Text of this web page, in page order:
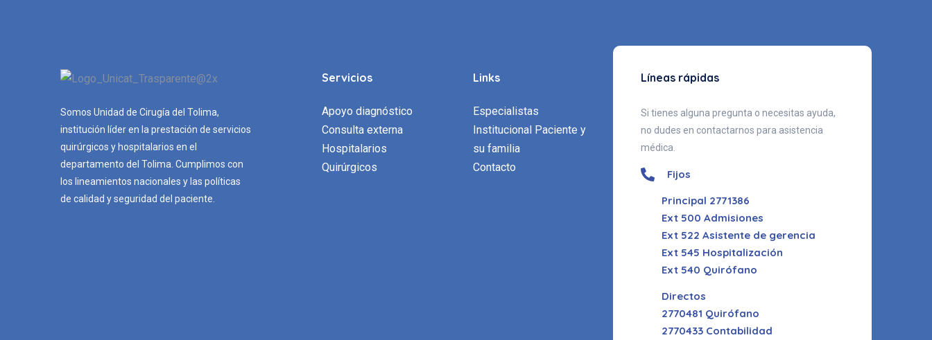
Somos Unidad de Cirugía del Tolima,
institución líder en la prestación de servicios
quirúrgicos y hospitalarios en el
departamento del Tolima. Cumplimos con
los lineamientos nacionales y las políticas
de calidad y seguridad del paciente.
Servicios
Apoyo diagnóstico
Consulta externa
Hospitalarios
Quirúrgicos
Links
Especialistas
Institucional Paciente y
su familia
Contacto
Líneas rápidas
Si tienes alguna pregunta o necesitas ayuda,
no dudes en contactarnos para asistencia
médica.
Fijos
Principal 2771386
Ext 500 Admisiones
Ext 522 Asistente de gerencia
Ext 545 Hospitalización
Ext 540 Quirófano
Directos
2770481 Quirófano
2770433 Contabilidad